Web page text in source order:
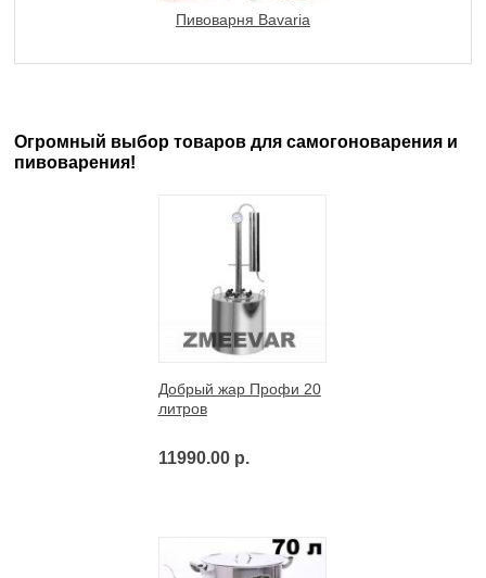
Пивоварня Bavaria
Огромный выбор товаров для самогоноварения и
пивоварения!
Добрый жар Профи 20
литров
11990.00 р.